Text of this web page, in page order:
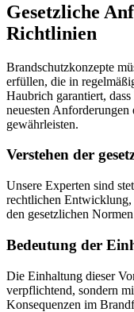
Gesetzliche
Richtlinien
Brandschutzkonzepte
erfüllen, die in
Haubrich garantiert,
neuesten
gewährleisten.
Verstehen der
Unsere Experten sind
rechtlichen Entwicklung,
den gesetzlichen
Bedeutung der
Die Einhaltung dieser
verpflichtend, sondern
Konsequenzen im